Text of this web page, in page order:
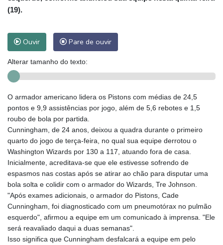
(19).
Ouvir Pare de ouvir
Alterar tamanho do texto:
O armador americano lidera os Pistons com médias de 24,5
pontos e 9,9 assistências por jogo, além de 5,6 rebotes e 1,5
roubo de bola por partida.
Cunningham, de 24 anos, deixou a quadra durante o primeiro
quarto do jogo de terça-feira, no qual sua equipe derrotou o
Washington Wizards por 130 a 117, atuando fora de casa.
Inicialmente, acreditava-se que ele estivesse sofrendo de
espasmos nas costas após se atirar ao chão para disputar uma
bola solta e colidir com o armador do Wizards, Tre Johnson.
"Após exames adicionais, o armador do Pistons, Cade
Cunningham, foi diagnosticado com um pneumotórax no pulmão
esquerdo", afirmou a equipe em um comunicado à imprensa. "Ele
será reavaliado daqui a duas semanas".
Isso significa que Cunningham desfalcará a equipe em pelo